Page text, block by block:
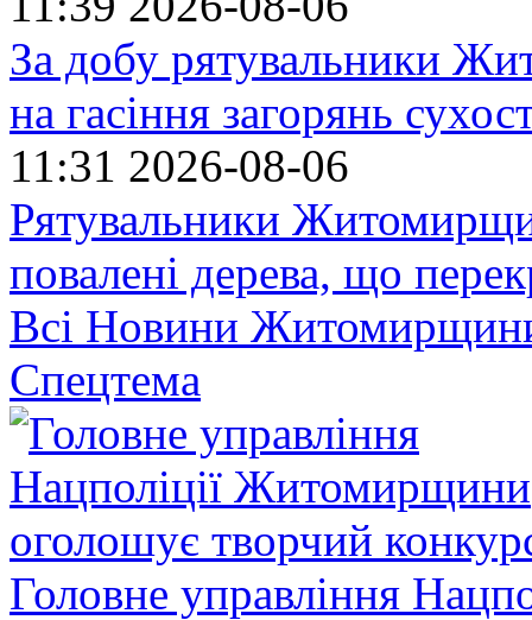
За добу рятувальники
на гасіння загорянь
11:31 2026-08-06
Рятувальники
повалені дерева, що
Всі Новини
Спецтема
Головне управління